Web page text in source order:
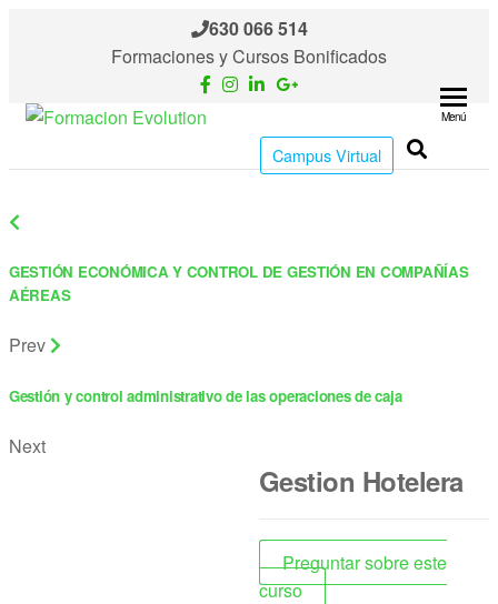
630 066 514
Formaciones y Cursos Bonificados
Formacion
Evolution
Cursos
Campus Virtual
Menú
GESTIÓN ECONÓMICA Y CONTROL DE GESTIÓN EN COMPAÑÍAS
AÉREAS
Prev
Gestión y control administrativo de las operaciones de caja
Next
Gestion Hotelera
Preguntar sobre este
curso